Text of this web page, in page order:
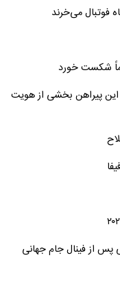
فوتبال می‌خرند
شکست خورد
این پیراهن بخشی از هویت
پس از فینال جام جهانی